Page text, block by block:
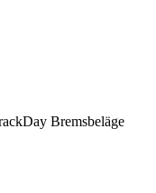
Bremsbeläge